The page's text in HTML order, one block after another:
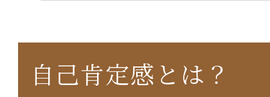
自己肯定感とは？